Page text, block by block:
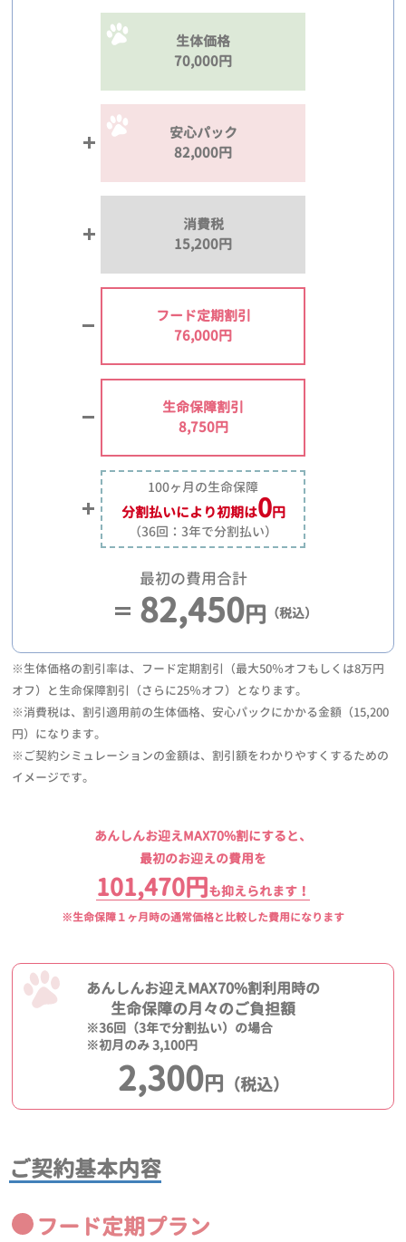
生体価格
70,000円
安心パック
82,000円
消費税
15,200円
フード定期割引
76,000円
生命保障割引
8,750円
100ヶ月の生命保障
分割払いにより初期は0円
（36回：3年で分割払い）
最初の費用合計
82,450円 （税込）
※生体価格の割引率は、フード定期割引（最大50％オフもしくは8万円
オフ）と生命保障割引（さらに25％オフ）となります。
※消費税は、割引適用前の生体価格、安心パックにかかる金額（15,200
円）になります。
※ご契約シミュレーションの金額は、割引額をわかりやすくするための
イメージです。
あんしんお迎えMAX70%割にすると、
最初のお迎えの費用を
101,470円も抑えられます！
※生命保障１ヶ月時の通常価格と比較した費用になります
あんしんお迎えMAX70%割利用時の
生命保障の月々のご負担額
※36回（3年で分割払い）の場合
※初月のみ 3,100円
2,300円 （税込）
ご契約基本内容
フード定期プラン